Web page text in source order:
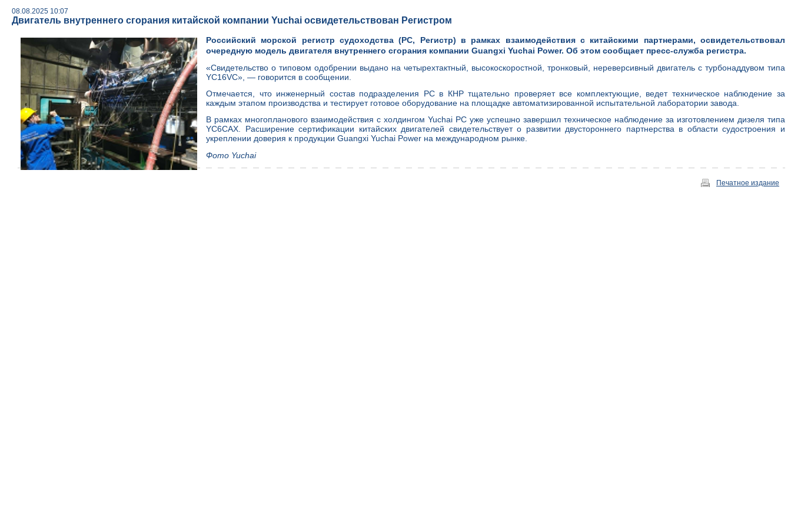
08.08.2025 10:07
Двигатель внутреннего сгорания китайской компании Yuchai освидетельствован Регистром
Российский морской регистр судоходства (РС, Регистр) в рамках взаимодействия с китайскими партнерами, освидетельствовал
очередную модель двигателя внутреннего сгорания компании Guangxi Yuchai Power. Об этом сообщает пресс-служба регистра.
«Свидетельство о типовом одобрении выдано на четырехтактный, высокоскоростной, тронковый, нереверсивный двигатель с турбонаддувом типа
YC16VC», — говорится в сообщении.
Отмечается, что инженерный состав подразделения РС в КНР тщательно проверяет все комплектующие, ведет техническое наблюдение за
каждым этапом производства и тестирует готовое оборудование на площадке автоматизированной испытательной лаборатории завода.
В рамках многопланового взаимодействия с холдингом Yuchai РС уже успешно завершил техническое наблюдение за изготовлением дизеля типа
YC6CAX. Расширение сертификации китайских двигателей свидетельствует о развитии двустороннего партнерства в области судостроения и
укреплении доверия к продукции Guangxi Yuchai Power на международном рынке.
Фото Yuchai
Печатное издание